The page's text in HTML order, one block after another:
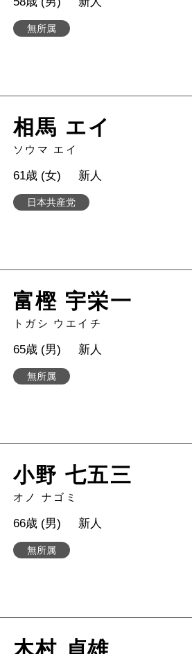
無所属
相馬 エイ
ソウマ エイ
日本共産党
61歳 (女) 新人
富樫 宇栄一
トガシ ウエイチ
無所属
65歳 (男) 新人
小野 七五三
オノ ナゴミ
無所属
66歳 (男) 新人
木村 貞雄